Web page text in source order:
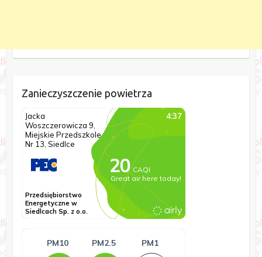
Zanieczyszczenie powietrza